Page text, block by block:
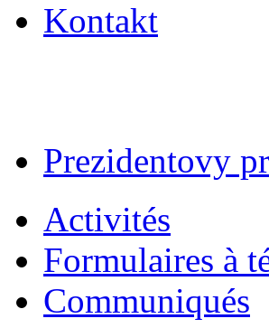
Kontakt
Prezidentovy
Activités
Formulaires à
Communiqués